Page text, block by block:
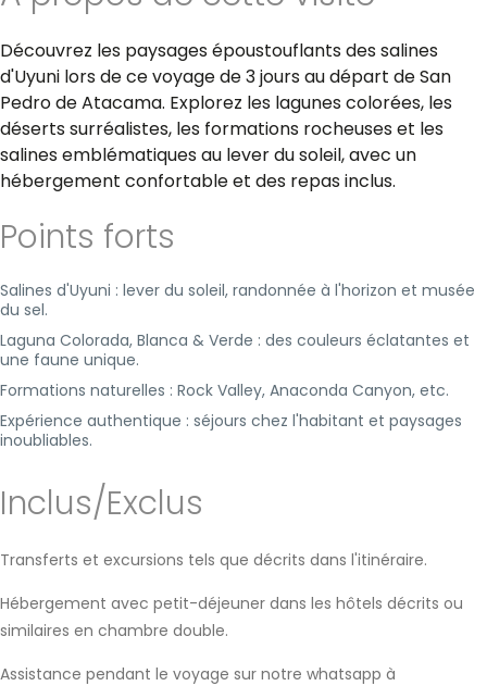
Découvrez les paysages époustouflants des salines
d'Uyuni lors de ce voyage de 3 jours au départ de San
Pedro de Atacama. Explorez les lagunes colorées, les
déserts surréalistes, les formations rocheuses et les
salines emblématiques au lever du soleil, avec un
hébergement confortable et des repas inclus.
Points forts
Salines d'Uyuni : lever du soleil, randonnée à l'horizon et musée
du sel.
Laguna Colorada, Blanca & Verde : des couleurs éclatantes et
une faune unique.
Formations naturelles : Rock Valley, Anaconda Canyon, etc.
Expérience authentique : séjours chez l'habitant et paysages
inoubliables.
Inclus/Exclus
Transferts et excursions tels que décrits dans l'itinéraire.
Hébergement avec petit-déjeuner dans les hôtels décrits ou
similaires en chambre double.
Assistance pendant le voyage sur notre whatsapp à